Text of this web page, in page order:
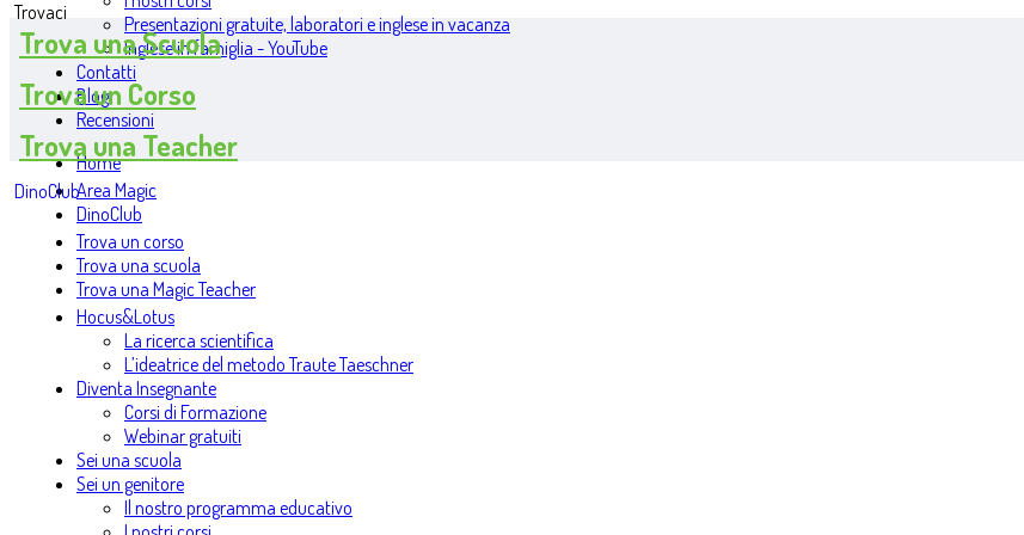
Presentazioni gratuite, laboratori e inglese in vacanza
Inglese in famiglia - YouTube
Contatti
Blog
Recensioni
Home
Area Magic
DinoClub
Trova un corso
Trova una scuola
Trova una Magic Teacher
Hocus&Lotus
La ricerca scientifica
L’ideatrice del metodo Traute Taeschner
Diventa Insegnante
Corsi di Formazione
Webinar gratuiti
Sei una scuola
Sei un genitore
Il nostro programma educativo
Trovaci
Trova una Scuola
Trova un Corso
Trova una Teacher
DinoClub